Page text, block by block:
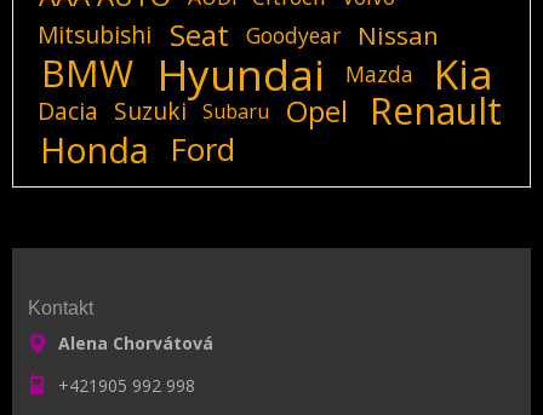
Mitsubishi Seat Goodyear Nissan
BMW Hyundai Mazda Kia
Dacia Suzuki Subaru Opel Renault
Honda Ford
Kontakt
Alena Chorvátová
+421905 992 998